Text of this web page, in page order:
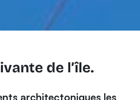
de l’île.
architectoniques les